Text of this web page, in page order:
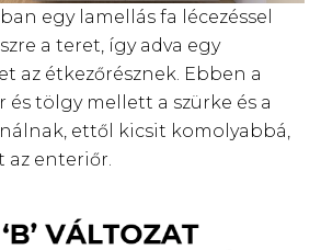
egy lamellás fa lécezéssel
a teret, így adva egy
az étkezőrésznek. Ebben a
és tölgy mellett a szürke és a
ettől kicsit komolyabbá,
az enteriőr.